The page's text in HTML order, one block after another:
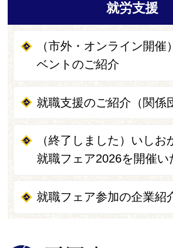
就労支援
（市外・オンライン開催
ベントのご紹介
就職支援のご紹介（関係
（終了しました）いしお
就職フェア2026を開催い
就職フェア参加の企業紹